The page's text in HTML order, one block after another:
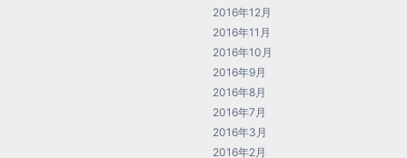
2016年12月
2016年11月
2016年10月
2016年9月
2016年8月
2016年7月
2016年3月
2016年2月